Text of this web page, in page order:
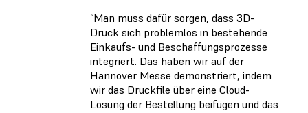
“Man muss dafür sorgen, dass 3D-
Druck sich problemlos in bestehende
Einkaufs- und Beschaffungsprozesse
integriert. Das haben wir auf der
Hannover Messe demonstriert, indem
wir das Druckfile über eine Cloud-
Lösung der Bestellung beifügen und das